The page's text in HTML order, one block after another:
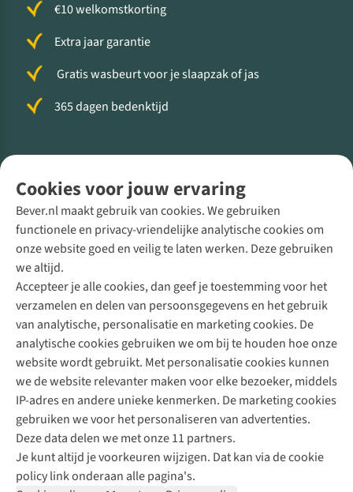
Cookies voor jouw ervaring
Bever.nl maakt gebruik van cookies. We gebruiken
functionele en privacy-vriendelijke analytische cookies om
onze website goed en veilig te laten werken. Deze gebruiken
we altijd.
Accepteer je alle cookies, dan geef je toestemming voor het
verzamelen en delen van persoonsgegevens en het gebruik
van analytische, personalisatie en marketing cookies. De
analytische cookies gebruiken we om bij te houden hoe onze
website wordt gebruikt. Met personalisatie cookies kunnen
we de website relevanter maken voor elke bezoeker, middels
IP-adres en andere unieke kenmerken. De marketing cookies
gebruiken we voor het personaliseren van advertenties.
Deze data delen we met onze 11 partners.
Je kunt altijd je voorkeuren wijzigen. Dat kan via de cookie
policy link onderaan alle pagina's.
€10 welkomstkorting
Extra jaar garantie
Gratis wasbeurt voor je slaapzak of jas
365 dagen bedenktijd
Direct advies van een Buitenexpert
+31 (0)85 888 50 88
+31 6 12 28 49 80
Contactformulier